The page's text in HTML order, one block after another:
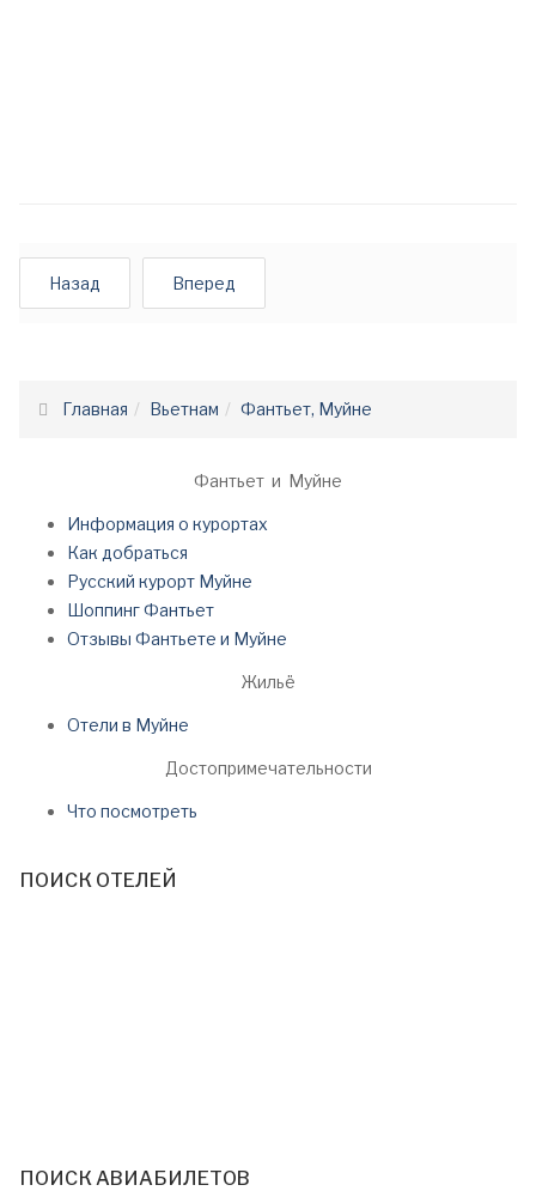
Назад Вперед
Главная Вьетнам Фантьет, Муйне
Фантьет и Муйне
Информация о курортах
Как добраться
Русский курорт Муйне
Шоппинг Фантьет
Отзывы Фантьете и Муйне
Жильё
Отели в Муйне
Достопримечательности
Что посмотреть
ПОИСК ОТЕЛЕЙ
ПОИСК АВИАБИЛЕТОВ